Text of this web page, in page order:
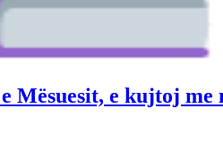
Mësuesit, e kujtoj